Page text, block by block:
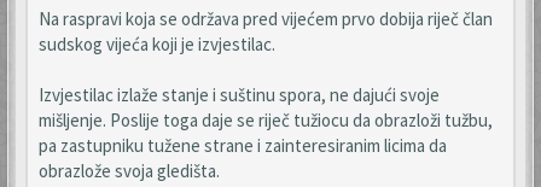
Na raspravi koja se održava pred vijećem prvo dobija riječ član
sudskog vijeća koji je izvjestilac.
Izvjestilac izlaže stanje i suštinu spora, ne dajući svoje
mišljenje. Poslije toga daje se riječ tužiocu da obrazloži tužbu,
pa zastupniku tužene strane i zainteresiranim licima da
obrazlože svoja gledišta.